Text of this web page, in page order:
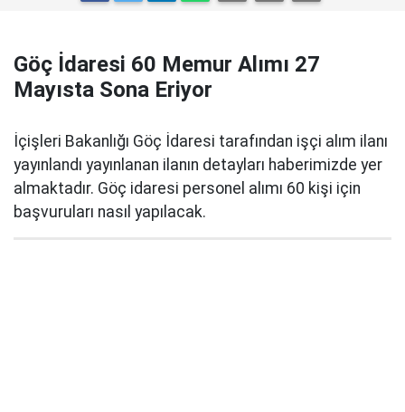
Göç İdaresi 60 Memur Alımı 27
Mayısta Sona Eriyor
İçişleri Bakanlığı Göç İdaresi tarafından işçi alım ilanı
yayınlandı yayınlanan ilanın detayları haberimizde yer
almaktadır. Göç idaresi personel alımı 60 kişi için
başvuruları nasıl yapılacak.